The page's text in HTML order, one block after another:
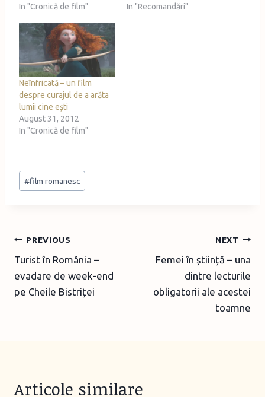
In "Cronică de film"
In "Recomandări"
Neînfricată – un film
despre curajul de a arăta
lumii cine ești
August 31, 2012
In "Cronică de film"
Post
Tags:
#film romanesc
Post
navigation
PREVIOUS
Turist în România –
evadare de week-end
pe Cheile Bistriței
NEXT
Femei în știință – una
dintre lecturile
obligatorii ale acestei
toamne
Articole similare